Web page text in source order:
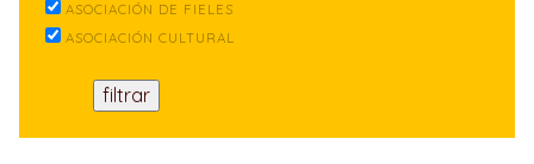
ASOCIACIÓN DE FIELES
ASOCIACIÓN CULTURAL